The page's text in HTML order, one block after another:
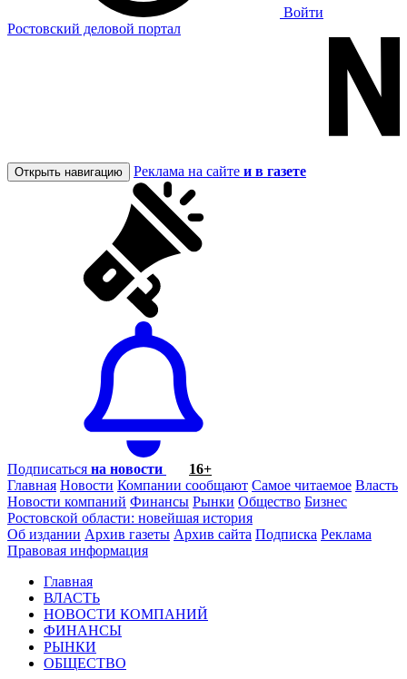
Войти
Ростовский деловой портал
Открыть навигацию Реклама на сайте и в газете
Подписаться на новости
16+
Главная Новости Компании сообщают Самое читаемое Власть
Новости компаний Финансы Рынки Общество Бизнес
Ростовской области: новейшая история
Об издании Архив газеты Архив сайта Подписка Реклама
Правовая информация
Главная
ВЛАСТЬ
НОВОСТИ КОМПАНИЙ
ФИНАНСЫ
РЫНКИ
ОБЩЕСТВО